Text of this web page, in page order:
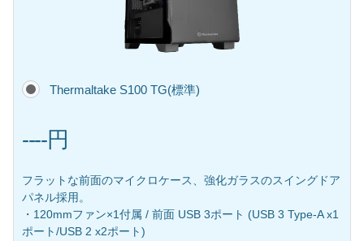
Thermaltake S100 TG(標準)
----円
フラットな前面のマイクロケース、強化ガラスのスイングドア
パネル採用。
・120mmファン×1付属 / 前面 USB 3ポート (USB 3 Type-A x1
ポート/USB 2 x2ポート)